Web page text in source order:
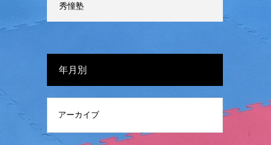
秀憧塾
年月別